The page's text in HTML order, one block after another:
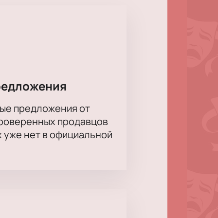
для себя мир загадок и
Соколова, Наталья Евелина,
предложения от
продавцов
нет в официальной